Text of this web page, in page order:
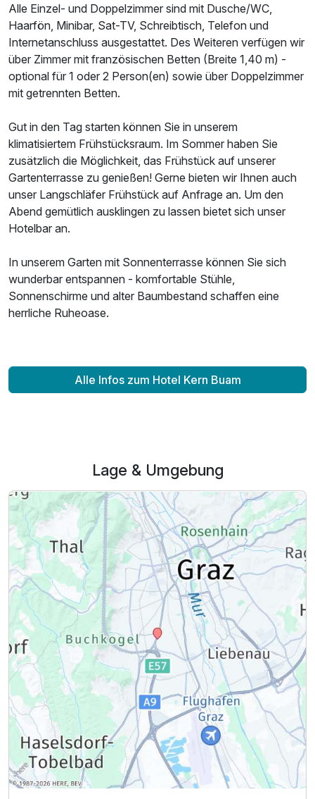
Einzelzimmer
1 Erwachsenen
Ausstattung
Alle Einzel- und Doppelzimmer sind mit Dusche/WC,
Haarfön, Minibar, Sat-TV, Schreibtisch, Telefon und
Internetanschluss ausgestattet. Des Weiteren verfügen wir
über Zimmer mit französischen Betten (Breite 1,40 m) -
optional für 1 oder 2 Person(en) sowie über Doppelzimmer
mit getrennten Betten.
Gut in den Tag starten können Sie in unserem
klimatisiertem Frühstücksraum. Im Sommer haben Sie
zusätzlich die Möglichkeit, das Frühstück auf unserer
Gartenterrasse zu genießen! Gerne bieten wir Ihnen auch
unser Langschläfer Frühstück auf Anfrage an. Um den
Abend gemütlich ausklingen zu lassen bietet sich unser
Hotelbar an.
In unserem Garten mit Sonnenterrasse können Sie sich
wunderbar entspannen - komfortable Stühle,
Sonnenschirme und alter Baumbestand schaffen eine
herrliche Ruheoase.
Alle Infos zum Hotel Kern Buam
Lage & Umgebung